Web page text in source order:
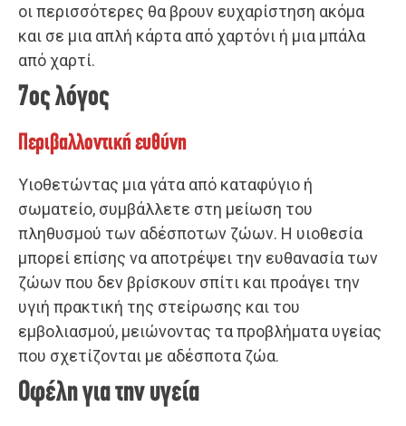
οι περισσότερες θα βρουν ευχαρίστηση ακόμα
και σε μια απλή κάρτα από χαρτόνι ή μια μπάλα
από χαρτί.
7ος λόγος
Περιβαλλοντική ευθύνη
Υιοθετώντας μια γάτα από καταφύγιο ή
σωματείο, συμβάλλετε στη μείωση του
πληθυσμού των αδέσποτων ζώων. Η υιοθεσία
μπορεί επίσης να αποτρέψει την ευθανασία των
ζώων που δεν βρίσκουν σπίτι και προάγει την
υγιή πρακτική της στείρωσης και του
εμβολιασμού, μειώνοντας τα προβλήματα υγείας
που σχετίζονται με αδέσποτα ζώα.
Οφέλη για την υγεία